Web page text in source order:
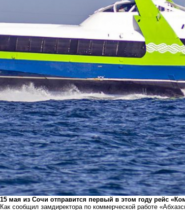
15 мая из Сочи отправится первый в этом году рейс
Как сообщил замдиректора по коммерческой работе